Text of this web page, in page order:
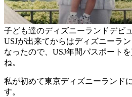
子ども達のディズニーランドデビ
USJが出来てからはディズニーラ
なったので、USJ年間パスポート
ね。
私が初めて東京ディズニーランド
す。